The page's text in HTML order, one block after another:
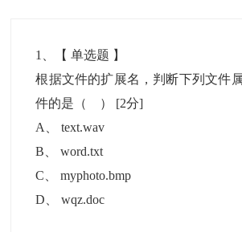
1 、【单选题 】
根据文件的扩展名，判断下列文件
件的是（ ） [2分]
A
、text.wav
B 、word.txt
C 、myphoto.bmp
D 、wqz.doc